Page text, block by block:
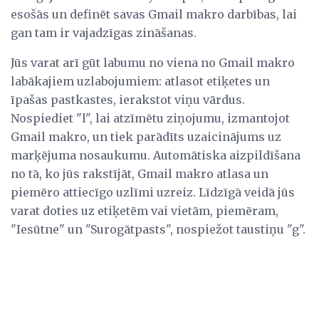
esošās un definēt savas Gmail makro darbības, lai
gan tam ir vajadzīgas zināšanas.
Jūs varat arī gūt labumu no viena no Gmail makro
labākajiem uzlabojumiem: atlasot etiķetes un
īpašas pastkastes, ierakstot viņu vārdus.
Nospiediet "l", lai atzīmētu ziņojumu, izmantojot
Gmail makro, un tiek parādīts uzaicinājums uz
marķējuma nosaukumu. Automātiska aizpildīšana
no tā, ko jūs rakstījāt, Gmail makro atlasa un
piemēro attiecīgo uzlīmi uzreiz. Līdzīgā veidā jūs
varat doties uz etiķetēm vai vietām, piemēram,
"Iesūtne" un "Surogātpasts", nospiežot taustiņu "g".